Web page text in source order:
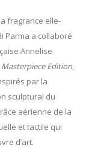
fragrance elle-
Parma a collaboré
Annelise
Masterpiece Edition,
par la
sculptural du
aérienne de la
et tactile qui
d’art.